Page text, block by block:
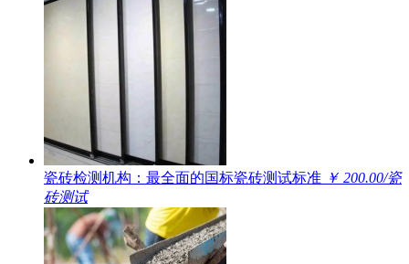
瓷砖检测机构：最全面的国标瓷砖测试标准 ￥ 200.00/瓷
砖测试